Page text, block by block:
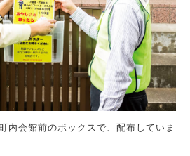
内会館前のボックスで、配布していま